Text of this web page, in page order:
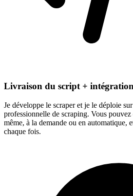
Livraison du script + intégration
Je développe le scraper et je le déploie sur
professionnelle de scraping. Vous
même, à la demande ou en automatique,
chaque fois.